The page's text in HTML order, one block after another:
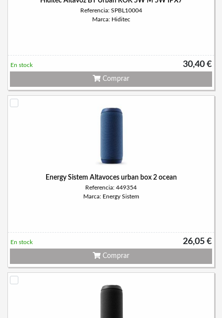
Referencia: SPBL10004
Marca: Hiditec
30,40 €
En stock
Comprar
Energy Sistem Altavoces urban box 2 ocean
Referencia: 449354
Marca: Energy Sistem
26,05 €
En stock
Comprar